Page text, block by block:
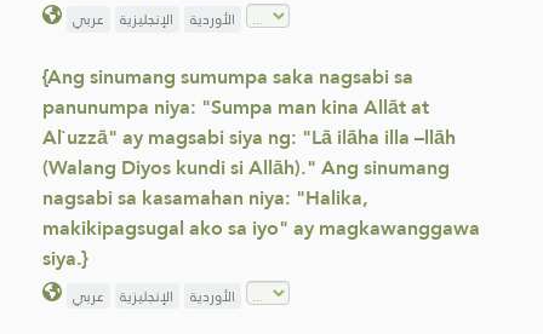
عربي الإنجليزية الأوردية
{Ang sinumang sumumpa saka nagsabi sa
panunumpa niya: "Sumpa man kina Allāt at
Al`uzzā" ay magsabi siya ng: "Lā ilāha illa –llāh
(Walang Diyos kundi si Allāh)." Ang sinumang
nagsabi sa kasamahan niya: "Halika,
makikipagsugal ako sa iyo" ay magkawanggawa
siya.}
عربي الإنجليزية الأوردية